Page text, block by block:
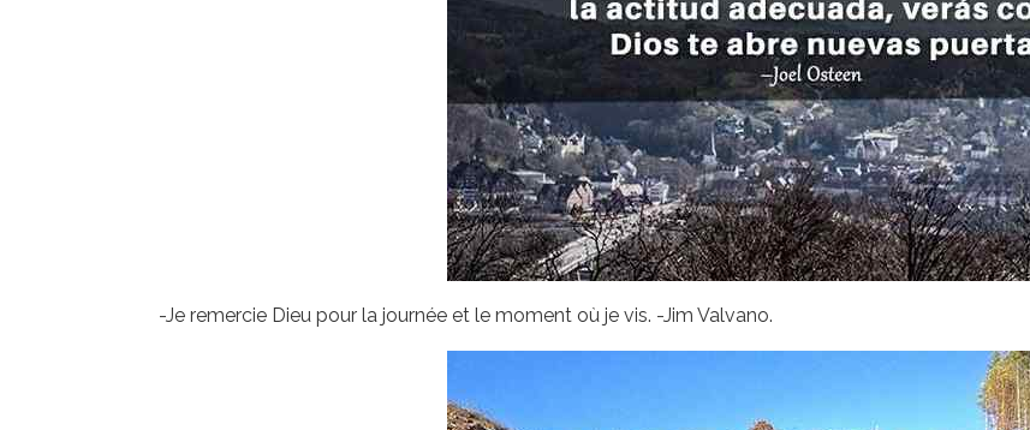
-Je remercie Dieu pour la journée et le moment où je vis. -Jim Valvano.